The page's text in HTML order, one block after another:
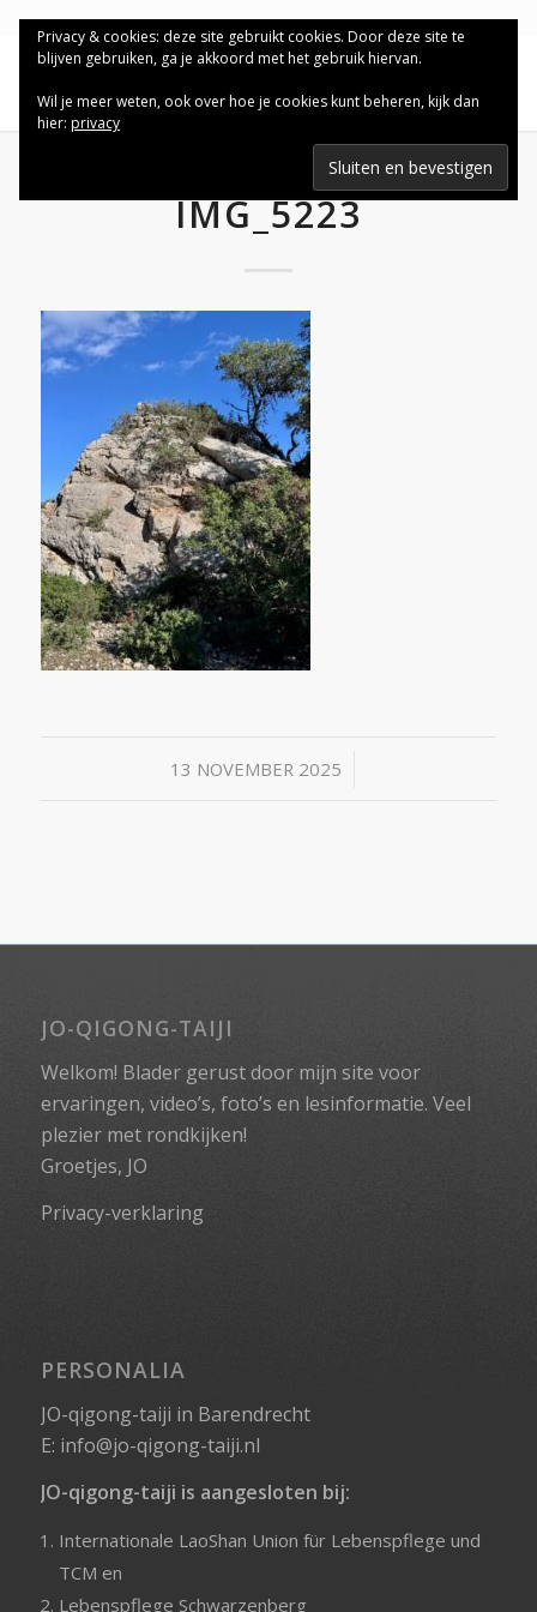
IMG_5223
13 NOVEMBER 2025
/
JO-QIGONG-TAIJI
Welkom! Blader gerust door mijn site voor
ervaringen, video’s, foto’s en lesinformatie. Veel
plezier met rondkijken!
Groetjes, JO
Privacy-verklaring
PERSONALIA
JO-qigong-taiji in Barendrecht
E: info@jo-qigong-taiji.nl
JO-qigong-taiji is aangesloten bij:
Internationale LaoShan Union für Lebenspflege und
TCM en
Lebenspflege Schwarzenberg
Privacy & cookies: deze site gebruikt cookies. Door deze site te
blijven gebruiken, ga je akkoord met het gebruik hiervan.
Wil je meer weten, ook over hoe je cookies kunt beheren, kijk dan
hier: privacy